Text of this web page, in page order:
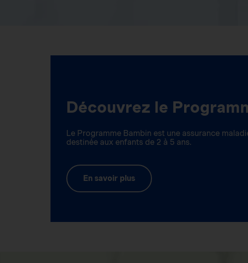
Découvrez le
Le Programme Bambin est une assurance
destinée aux enfants de 2 à 5 ans.
En savoir plus